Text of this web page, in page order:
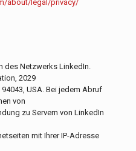
about/legal/privacy/
des Netzwerks LinkedIn.
2029
USA. Bei jedem Abruf
von
zu Servern von LinkedIn
mit Ihrer IP-Adresse